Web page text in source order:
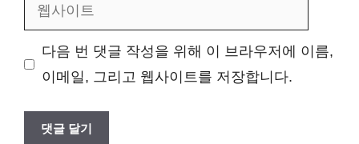
사
다음 번 댓글 작성을 위해 이 브라우저에 이름,
이메일, 그리고 웹사이트를 저장합니다.